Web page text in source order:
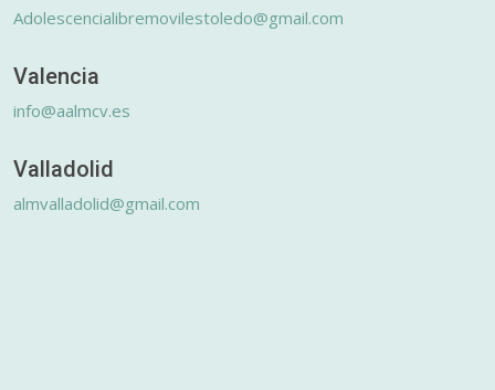
Adolescencialibremovilestoledo@gmail.com
Valencia
info@aalmcv.es
Valladolid
almvalladolid@gmail.com